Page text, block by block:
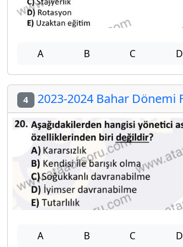
A B C D
4 2023-2024 Bahar Dönemi
A B C D